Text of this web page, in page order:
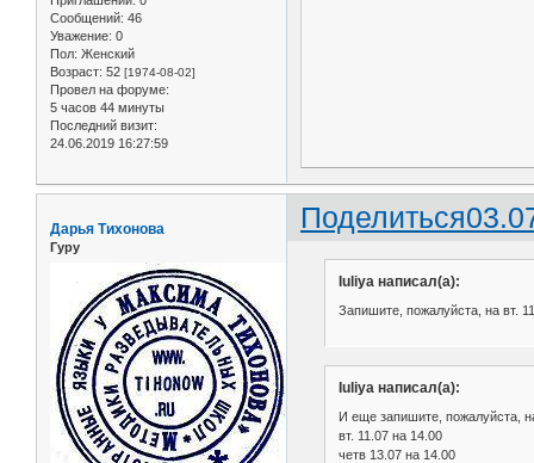
Сообщений: 46
Уважение: 0
Пол: Женский
Возраст: 52 [1974-08-02]
Провел на форуме:
5 часов 44 минуты
Последний визит:
24.06.2019 16:27:59
Поделиться
Дарья Тихонова
Гуру
Iuliya написал(а):
Запишите, пожалуйста, на вт.
Iuliya написал(а):
И еще запишите, пожалуйста,
вт. 11.07 на 14.00
четв 13.07 на 14.00